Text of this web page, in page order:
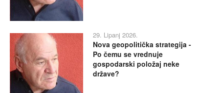
29. Lipanj 2026.
Nova geopolitička strategija -
Po čemu se vrednuje
gospodarski položaj neke
države?